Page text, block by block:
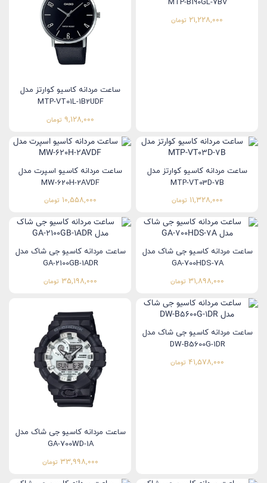
MTP-B190GL-7BV
21,228,000 تومان
ساعت مردانه کاسیو کوارتز مدل
MTP-VT01L-1B2UDF
9,128,000 تومان
ساعت مردانه کاسیو کوارتز مدل
MTP-VT03D-7B
11,328,000 تومان
ساعت مردانه کاسیو اسپرت مدل
MW-620H-2AVDF
10,558,000 تومان
ساعت مردانه کاسیو جی شاک مدل
GA-700HDS-7A
31,898,000 تومان
ساعت مردانه کاسیو جی شاک مدل
GA-2100GB-1ADR
35,198,000 تومان
ساعت مردانه کاسیو جی شاک مدل
DW-B5600G-1DR
41,578,000 تومان
ساعت مردانه کاسیو جی شاک مدل
GA-700WD-1A
33,998,000 تومان